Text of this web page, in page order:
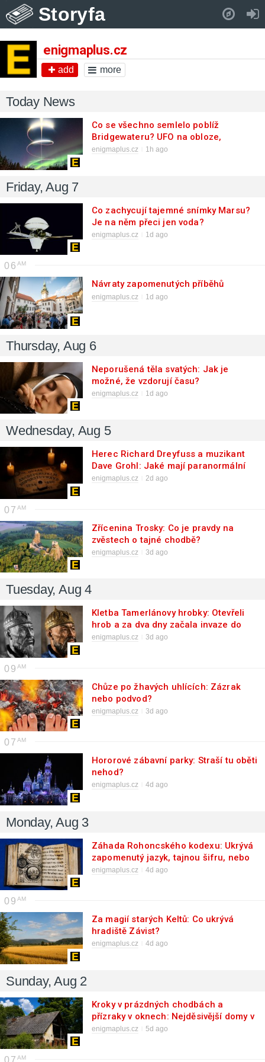
Storyfa
enigmaplus.cz
add more
Today News
Co se všechno semlelo poblíž
Bridgewateru? UFO na obloze,
monstra v bažinách!
enigmaplus.cz 1h ago
Friday, Aug 7
Co zachycují tajemné snímky Marsu?
Je na něm přeci jen voda?
enigmaplus.cz 1d ago
06
Návraty zapomenutých příběhů
enigmaplus.cz 1d ago
Thursday, Aug 6
Neporušená těla svatých: Jak je
možné, že vzdorují času?
enigmaplus.cz 1d ago
Wednesday, Aug 5
Herec Richard Dreyfuss a muzikant
Dave Grohl: Jaké mají paranormální
zážitky?
enigmaplus.cz 2d ago
07
Zřícenina Trosky: Co je pravdy na
zvěstech o tajné chodbě?
enigmaplus.cz 3d ago
Tuesday, Aug 4
Kletba Tamerlánovy hrobky: Otevřeli
hrob a za dva dny začala invaze do
SSSR. Náhoda, nebo varování?
enigmaplus.cz 3d ago
09
Chůze po žhavých uhlících: Zázrak
nebo podvod?
enigmaplus.cz 3d ago
07
Hororové zábavní parky: Straší tu oběti
nehod?
enigmaplus.cz 4d ago
Monday, Aug 3
Záhada Rohoncského kodexu: Ukrývá
zapomenutý jazyk, tajnou šifru, nebo
mistrovský podvrh?
enigmaplus.cz 4d ago
09
Za magií starých Keltů: Co ukrývá
hradiště Závist?
enigmaplus.cz 4d ago
Sunday, Aug 2
Kroky v prázdných chodbách a
přízraky v oknech: Nejděsivější domy v
Česku budí hrůzu
enigmaplus.cz 5d ago
Pull down to refresh..